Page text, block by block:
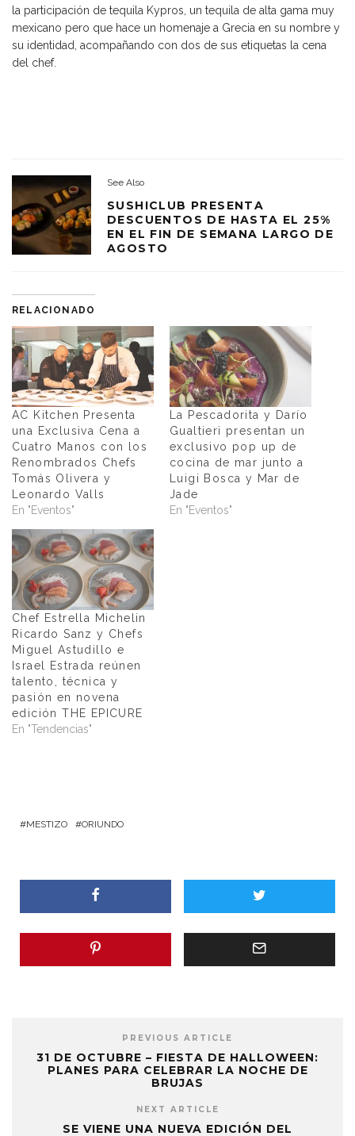
la participación de tequila Kypros, un tequila de alta gama muy
mexicano pero que hace un homenaje a Grecia en su nombre y
su identidad, acompañando con dos de sus etiquetas la cena
del chef.
See Also
SUSHICLUB PRESENTA
DESCUENTOS DE HASTA EL 25%
EN EL FIN DE SEMANA LARGO DE
AGOSTO
RELACIONADO
AC Kitchen Presenta
una Exclusiva Cena a
Cuatro Manos con los
Renombrados Chefs
Tomás Olivera y
Leonardo Valls
En "Eventos"
La Pescadorita y Darío
Gualtieri presentan un
exclusivo pop up de
cocina de mar junto a
Luigi Bosca y Mar de
Jade
En "Eventos"
Chef Estrella Michelin
Ricardo Sanz y Chefs
Miguel Astudillo e
Israel Estrada reúnen
talento, técnica y
pasión en novena
edición THE EPICURE
En "Tendencias"
MESTIZO ORIUNDO
PREVIOUS ARTICLE
31 DE OCTUBRE – FIESTA DE HALLOWEEN:
PLANES PARA CELEBRAR LA NOCHE DE
BRUJAS
NEXT ARTICLE
SE VIENE UNA NUEVA EDICIÓN DEL